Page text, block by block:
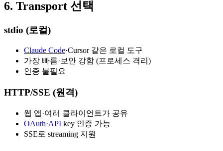
6. Transport 선택
stdio (로컬)
Claude Code·Cursor 같은 로컬 도구
가장 빠름·보안 강함 (프로세스 격리)
인증 불필요
HTTP/SSE (원격)
웹 앱·여러 클라이언트가 공유
OAuth·API key 인증 가능
SSE로 streaming 지원